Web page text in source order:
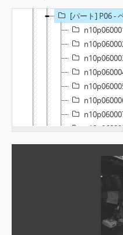
[パート] P06 -
n10p060013
n10p060014